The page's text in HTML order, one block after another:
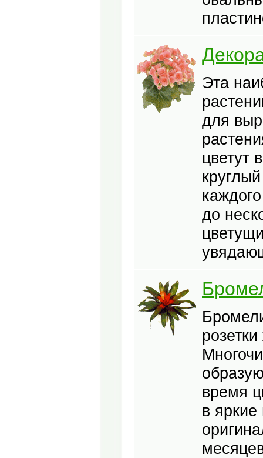
Эта
для
цветут
до
время
в яркие